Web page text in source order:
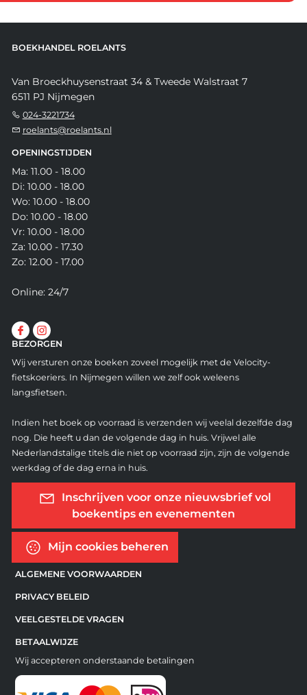
BOEKHANDEL ROELANTS
Van Broeckhuysenstraat 34 & Tweede Walstraat 7
6511 PJ Nijmegen
024-3221734
roelants@roelants.nl
OPENINGSTIJDEN
Ma: 11.00 - 18.00
Di: 10.00 - 18.00
Wo: 10.00 - 18.00
Do: 10.00 - 18.00
Vr: 10.00 - 18.00
Za: 10.00 - 17.30
Zo: 12.00 - 17.00
Online: 24/7
BEZORGEN
Wij versturen onze boeken zoveel mogelijk met de Velocity-
fietskoeriers. In Nijmegen willen we zelf ook weleens
langsfietsen.
Indien het boek op voorraad is verzenden wij veelal dezelfde dag
nog. Die heeft u dan de volgende dag in huis. Vrijwel alle
Nederlandstalige titels die niet op voorraad zijn, zijn de volgende
werkdag of de dag erna in huis.
Inschrijven voor onze nieuwsbrief vol
boekentips en evenementen
Mijn cookies beheren
ALGEMENE VOORWAARDEN
PRIVACY BELEID
VEELGESTELDE VRAGEN
BETAALWIJZE
Wij accepteren onderstaande betalingen